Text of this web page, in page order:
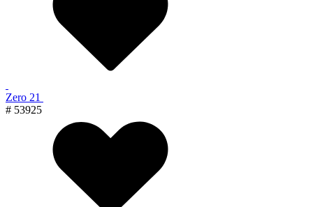
Zero 21
# 53925